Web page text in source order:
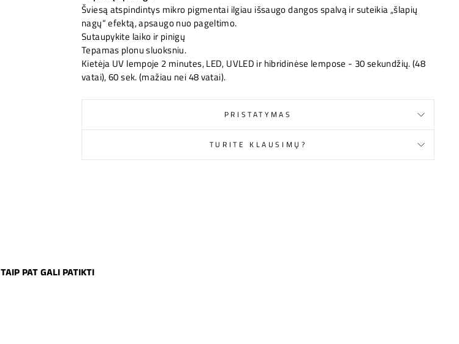
Šviesą atspindintys mikro pigmentai ilgiau išsaugo dangos spalvą ir suteikia „šlapių
nagų“ efektą, apsaugo nuo pageltimo.
Sutaupykite laiko ir pinigų
Tepamas plonu sluoksniu.
Kietėja UV lempoje 2 minutes, LED, UVLED ir hibridinėse lempose - 30 sekundžių. (48
vatai), 60 sek. (mažiau nei 48 vatai).
PRISTATYMAS
TURITE KLAUSIMŲ?
TAIP PAT GALI PATIKTI